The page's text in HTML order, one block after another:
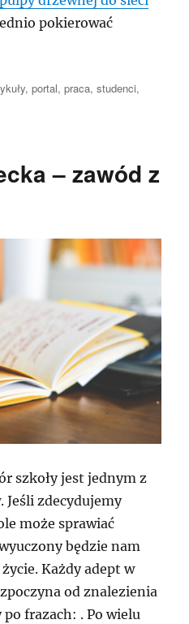
pokierować
,portal,praca,studenci,
– zawód z
szkoły jest jednym z
Jeśli zdecydujemy
może sprawiać
będzie nam
Każdy adept w
od znalezienia
po frazach: . Po wielu